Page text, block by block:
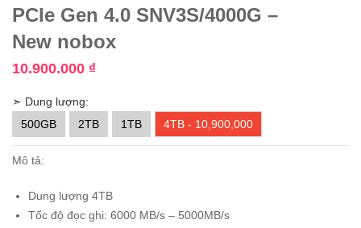
PCIe Gen 4.0 SNV3S/4000G –
New nobox
10.900.000 ₫
➣ Dung lượng:
500GB
2TB 1TB 4TB - 10,900,000
Mô tả:
Dung lượng 4TB
Tốc độ đọc ghi: 6000 MB/s – 5000MB/s